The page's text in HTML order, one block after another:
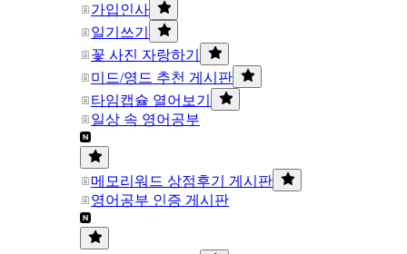
가입인사
일기쓰기
꽃 사진 자랑하기
미드/영드 추천 게시판
타임캡슐 열어보기
일상 속 영어공부
메모리워드 상점후기 게시판
영어공부 인증 게시판